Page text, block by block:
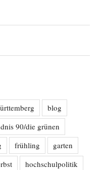
blog
90/die grünen
frühling
garten
hochschulpolitik